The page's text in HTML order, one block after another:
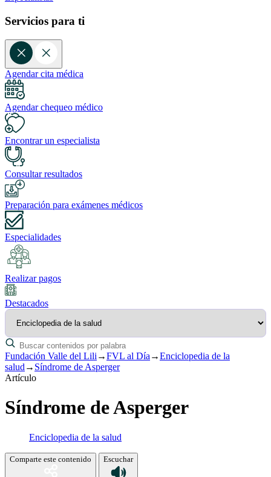
Servicios para ti
Agendar cita médica
Agendar chequeo médico
Encontrar un especialista
Consultar resultados
Preparación para exámenes médicos
Especialidades
Realizar pagos
Destacados
Fundación Valle del Lili →FVL al Día →Enciclopedia de la
salud → Síndrome de Asperger
Artículo
Síndrome de Asperger
Enciclopedia de la salud
Comparte este contenido Escuchar